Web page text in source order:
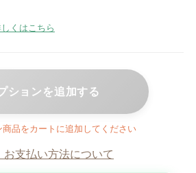
くはこちら
ションを追加する
品をカートに追加してください
お支払い方法について